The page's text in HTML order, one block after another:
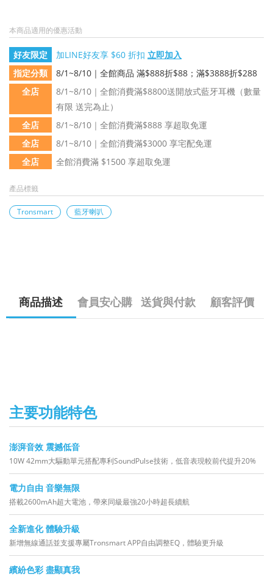
本商品適用的優惠活動
好友限定 加LINE好友享 $60 折扣 立即加入
指定分類
8/1~8/10｜全館商品 滿$888折$88；滿$3888折$288
全店
8/1~8/10｜全館消費滿$8800送開放式藍牙耳機（數量
有限 送完為止）
全店
8/1~8/10｜全館消費滿$888 享超取免運
全店
8/1~8/10｜全館消費滿$3000 享宅配免運
全店
全館消費滿 $1500 享超取免運
產品標籤
Tronsmart 藍牙喇叭
商品描述 會員安心購 送貨與付款 顧客評價
主要功能特色
澎湃音效 震撼低音
10W 42mm大驅動單元搭配專利SoundPulse技術，低音表現較前代提升20%
電力自由 音樂無限
搭載2600mAh超大電池，帶來同級最強20小時超長續航
全新進化 體驗升級
新增無線通話並支援專屬Tronsmart APP自由調整EQ，體驗更升級
繽紛色彩 盡顯真我